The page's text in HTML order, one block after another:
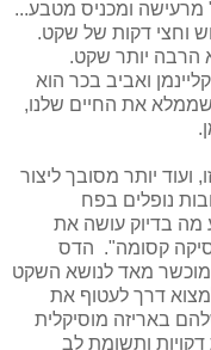
מרעישה ומכניס מטבע...
וחצי דקות של שקט.
הרבה יותר שקט.
ואביב בכר הוא
שממלא את החיים שלנו,
ועוד יותר מסובך ליצור
נופלים בפח
מה בדיוק עושה את
קסומה". הדס
מאד לנושא השקט
דרך לעטוף את
באריזה מוסיקלית
ותשומת לב